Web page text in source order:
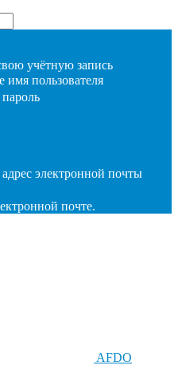
учётную запись
имя пользователя
электронной почты
почте.
AFDO